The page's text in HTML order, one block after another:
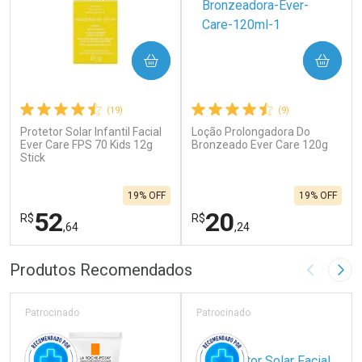
(19)
Protetor Solar Infantil Facial
Ever Care FPS 70 Kids 12g
Stick
R$52,64
19% OFF
COMPRAR
FECHAR
Laboratório
FECHAR
Por Menos
(9)
Loção Prolongadora Do
Bronzeado Ever Care 120g
R$20,24
19% OFF
COMPRAR
Laboratório
Por Menos
Produtos Recomendados Imagem
Patrocinado Patrocinado